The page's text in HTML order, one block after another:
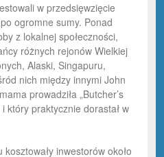
w przedsięwzięcie
ogromne sumy. Ponad
z lokalnej społeczności,
różnych rejonów Wielkiej
Alaski, Singapuru,
nich między innymi John
prowadziła „Butcher’s
który praktycznie dorastał w
inwestorów około